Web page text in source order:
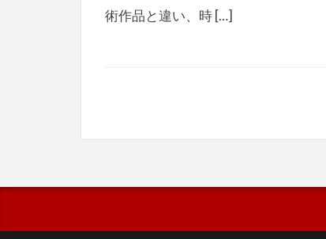
術作品と違い、時 […]